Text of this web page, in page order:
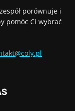
porównuje i
pomóc Ci wybrać